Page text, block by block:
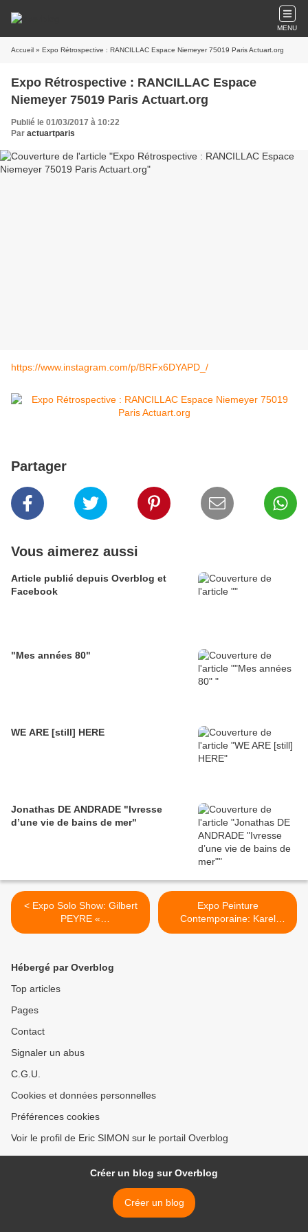
MENU
Accueil » Expo Rétrospective : RANCILLAC Espace Niemeyer 75019 Paris Actuart.org
Expo Rétrospective : RANCILLAC Espace
Niemeyer 75019 Paris Actuart.org
Publié le 01/03/2017 à 10:22
Par actuartparis
https://www.instagram.com/p/BRFx6DYAPD_/
Partager
Vous aimerez aussi
Article publié depuis Overblog et
Facebook
"Mes années 80"
WE ARE [still] HERE
Jonathas DE ANDRADE "Ivresse
d’une vie de bains de mer"
< Expo Solo Show: Gilbert
PEYRE «
l’Electromécanomaniaque »
Expo Peinture
Contemporaine: Karel
Appel "L’art est une fête ! "
Hébergé par Overblog
Top articles
Pages
Contact
Signaler un abus
C.G.U.
Cookies et données personnelles
Préférences cookies
Voir le profil de Eric SIMON sur le portail Overblog
Créer un blog sur Overblog
Créer un blog